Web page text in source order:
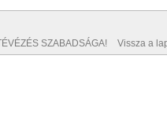
SZABADSÁGA! Vissza a